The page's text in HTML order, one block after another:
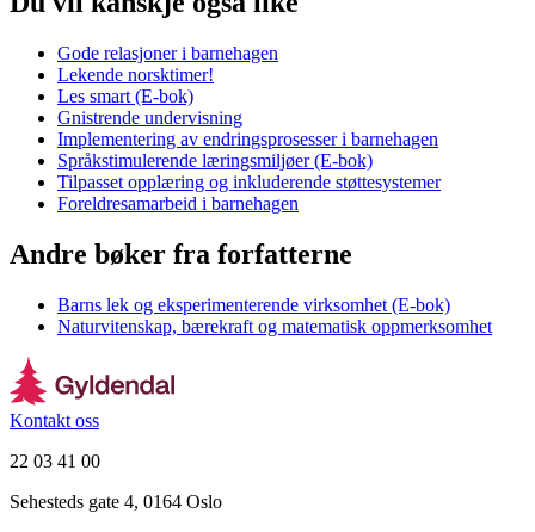
Gode relasjoner i barnehagen
Lekende norsktimer!
Les smart (E-bok)
Gnistrende undervisning
Implementering av endringsprosesser i barnehagen
Språkstimulerende læringsmiljøer (E-bok)
Tilpasset opplæring og inkluderende støttesystemer
Foreldresamarbeid i barnehagen
Andre bøker fra forfatterne
Barns lek og eksperimenterende virksomhet (E-bok)
Naturvitenskap, bærekraft og matematisk oppmerksomhet
Kontakt oss
22 03 41 00
Sehesteds gate 4, 0164 Oslo